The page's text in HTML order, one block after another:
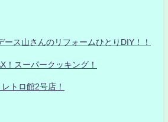
ース山さんのリフォームひとりDIY！！
！スーパークッキング！
トロ館2号店！